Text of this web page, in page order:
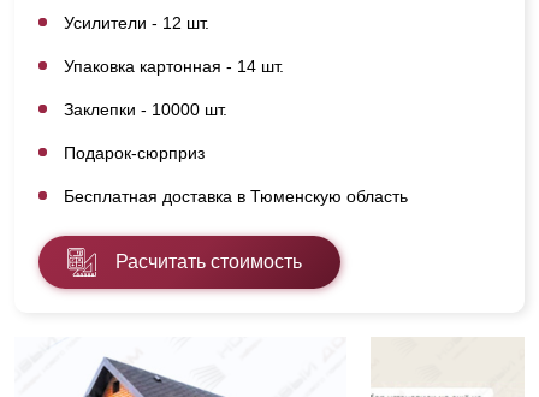
Усилители - 12 шт.
Упаковка картонная - 14 шт.
Заклепки - 10000 шт.
Подарок-сюрприз
Бесплатная доставка в Тюменскую область
Расчитать стоимость